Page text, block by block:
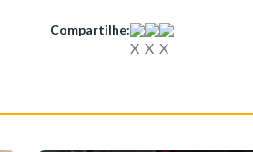
Compartilhe: